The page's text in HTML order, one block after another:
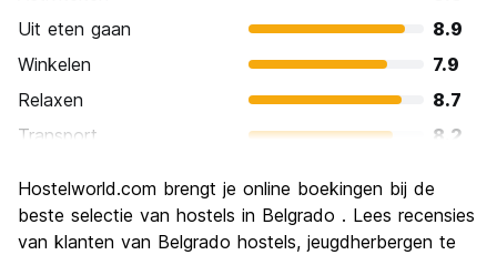
Uit eten gaan
8.9
Winkelen
7.9
Relaxen
8.7
Transport
8.2
Cultuur
8.7
Uitgaan
9.0
Hostelworld.com brengt je online boekingen bij de
beste selectie van hostels in Belgrado . Lees recensies
van klanten van Belgrado hostels, jeugdherbergen te